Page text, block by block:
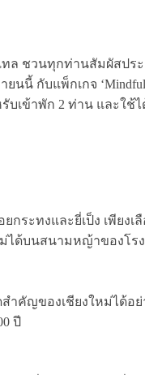
ทล ชวนทุกท่านสัมผัสป
นนี้ กับแพ็กเกจ
บเข้าพัก 2 ท่าน และใช้
กระทงและยี่เป็ง เพีย
ได้บนสนามหญ้าของโร
ำคัญของเชียงใหม่ได้อ
ปี